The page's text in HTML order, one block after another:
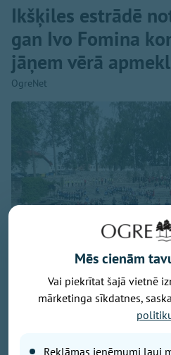
Ikšķiles estrādē
gan Ivo Fomina
jāņem vērā
OgreNet
Foto: Ikšķiles tautas nams
9.augustā plkst. 12.00
jaunākās programmas
Mēs cienām
Vai piekrītat šajā vietnē
mārketinga sīkdatnes,
Reklāmas ieņēmumi ļauj